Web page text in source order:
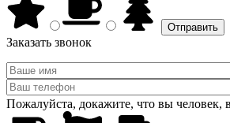
Заказать звонок
Пожалуйста, докажите, что вы человек,